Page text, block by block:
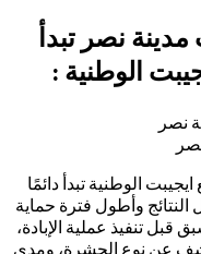
نصر تبدأ
الوطنية :
الوطنية تبدأ دائمًا
وأطول فترة حماية
تنفيذ عملية الإبادة،
عن نوع الحشرة، ومدى